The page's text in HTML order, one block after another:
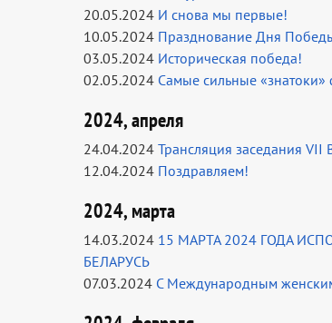
20.05.2024 И снова мы первые!
10.05.2024 Празднование Дня
03.05.2024 Историческая победа!
02.05.2024 Самые сильные «знатоки»
2024, апреля
24.04.2024 Трансляция заседания VII
12.04.2024 Поздравляем!
2024, марта
14.03.2024 15 МАРТА 2024 ГОДА
БЕЛАРУСЬ
07.03.2024 С Международным